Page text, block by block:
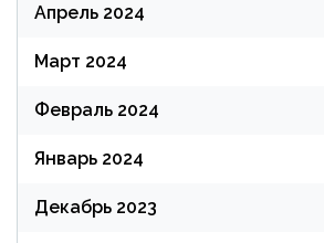
Апрель 2024
Март 2024
Февраль 2024
Январь 2024
Декабрь 2023